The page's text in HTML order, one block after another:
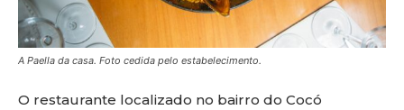
A Paella da casa. Foto cedida pelo estabelecimento.
O restaurante localizado no bairro do Cocó